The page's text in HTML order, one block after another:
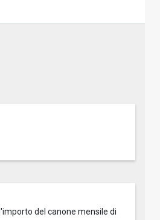
del canone mensile di